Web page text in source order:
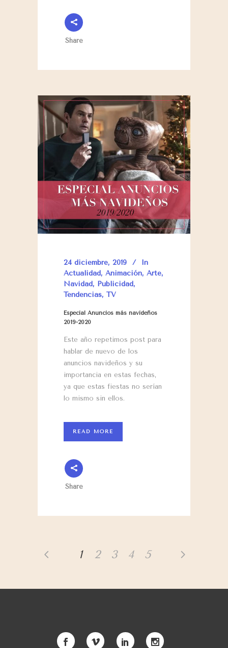
Share
24 diciembre, 2019
In
Actualidad, Animación, Arte,
Navidad, Publicidad,
Tendencias, TV
Especial Anuncios más navideños
2019-2020
Este año repetimos post para
hablar de nuevo de los
anuncios navideños y su
importancia en estas fechas,
ya que estas fiestas no serían
lo mismo sin ellos.
READ MORE
Share
1 2 3 4 5